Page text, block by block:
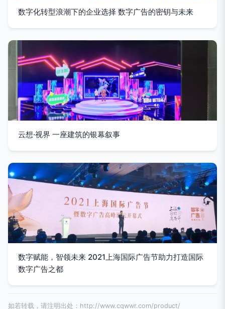
数字化转型浪潮下的企业选择 数字广告的密钥与未来
云想·视界 一座建筑的银幕叙事
数字赋能，智领未来 2021上海国际广告节助力打造国际
数字广告之都
如若转载，请注明出处：http://www.cqwwr.com/product/